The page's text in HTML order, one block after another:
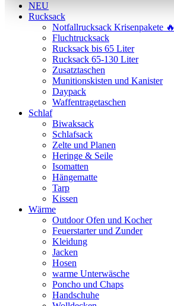
NEU
Rucksack
Notfallrucksack Krisenpakete 🔥
Fluchtrucksack
Rucksack bis 65 Liter
Rucksack 65-130 Liter
Zusatztaschen
Munitionskisten und Kanister
Daypack
Waffentragetaschen
Schlaf
Biwaksack
Schlafsack
Zelte und Planen
Heringe & Seile
Isomatten
Hängematte
Tarp
Kissen
Wärme
Outdoor Ofen und Kocher
Feuerstarter und Zunder
Kleidung
Jacken
Hosen
warme Unterwäsche
Poncho und Chaps
Handschuhe